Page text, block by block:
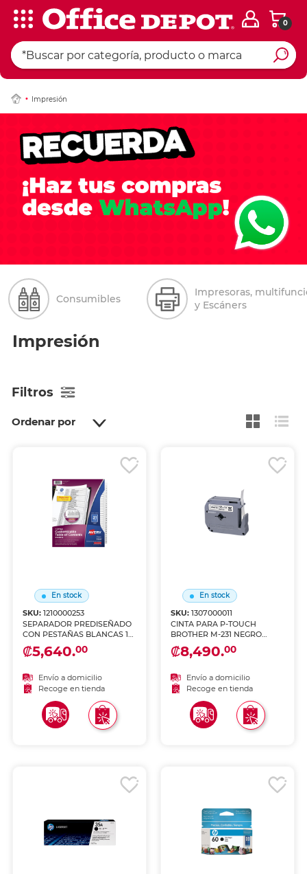
0
Impresión
Consumibles
Impresoras,
y Escáners
Impresión
Filtros
Ordenar por
En stock
SKU:1210000253
SEPARADOR PREDISEÑADO
CON PESTAÑAS BLANCAS 1-
31
₡5,640.00
Envío a domicilio
Recoge en tienda
En stock
SKU: 1307000011
CINTA PARA P-TOUCH
BROTHER M-231 NEGRO
SOBRE BLANCO
₡8,490.00
Envío a domicilio
Recoge en tienda